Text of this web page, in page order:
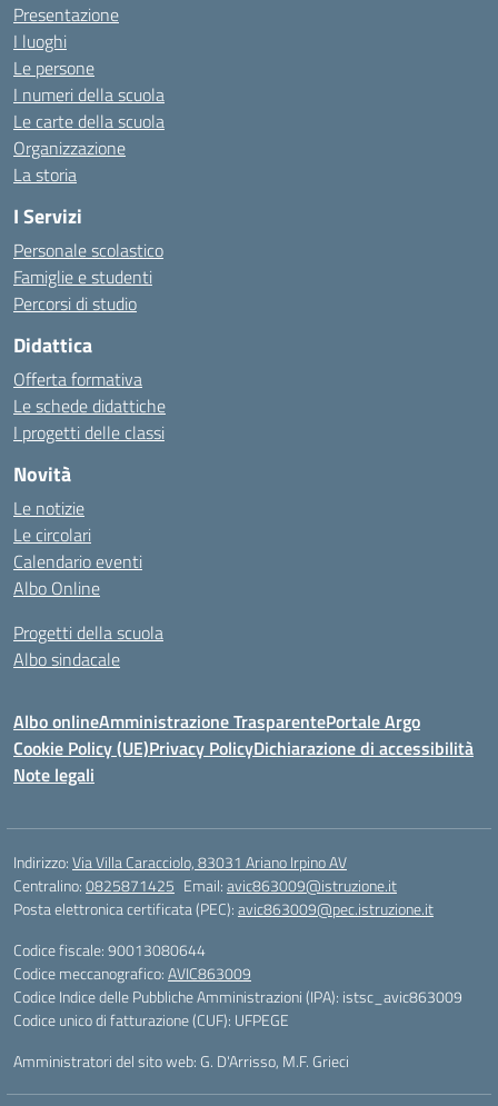
Presentazione
I luoghi
Le persone
I numeri della scuola
Le carte della scuola
Organizzazione
La storia
I Servizi
Personale scolastico
Famiglie e studenti
Percorsi di studio
Didattica
Offerta formativa
Le schede didattiche
I progetti delle classi
Novità
Le notizie
Le circolari
Calendario eventi
Albo Online
Progetti della scuola
Albo sindacale
Albo onlineAmministrazione TrasparentePortale Argo
Cookie Policy (UE)Privacy PolicyDichiarazione di accessibilità
Note legali
Indirizzo:Via Villa Caracciolo, 83031 Ariano Irpino AV
Centralino:0825871425 Email:avic863009@istruzione.it
Posta elettronica certificata (PEC):avic863009@pec.istruzione.it
Codice fiscale: 90013080644
Codice meccanografico:AVIC863009
Codice Indice delle Pubbliche Amministrazioni (IPA): istsc_avic863009
Codice unico di fatturazione (CUF): UFPEGE
Amministratori del sito web: G. D'Arrisso, M.F. Grieci